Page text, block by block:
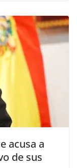
acusa a
de sus